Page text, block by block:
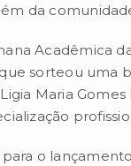
da
Acadêmica
sorteou uma
Maria
o